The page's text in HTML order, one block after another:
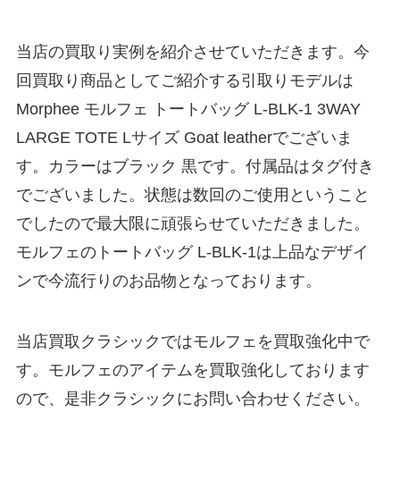
当店の買取り実例を紹介させていただきます。今
回買取り商品としてご紹介する引取りモデルは
Morphee モルフェ トートバッグ L-BLK-1 3WAY
LARGE TOTE Lサイズ Goat leatherでございま
す。カラーはブラック 黒です。付属品はタグ付き
でございました。状態は数回のご使用ということ
でしたので最大限に頑張らせていただきました。
モルフェのトートバッグ L-BLK-1は上品なデザイ
ンで今流行りのお品物となっております。
当店買取クラシックではモルフェを買取強化中で
す。モルフェのアイテムを買取強化しております
ので、是非クラシックにお問い合わせください。